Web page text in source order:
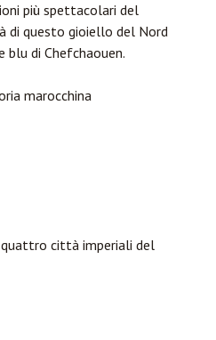
più spettacolari del
di questo gioiello del Nord
di Chefchaouen.
marocchina
città imperiali del